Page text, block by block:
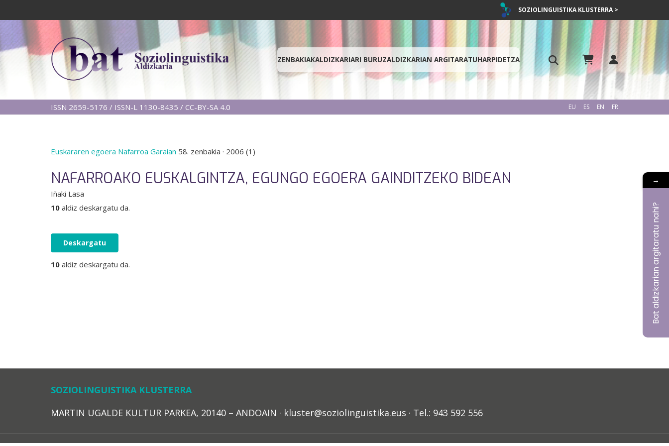
SOZIOLINGUISTIKA KLUSTERRA >
ZENBAKIAKALDIZKARIARI BURUZALDIZKARIAN ARGITARATUHARPIDETZA
ISSN 2659-5176 / ISSN-L 1130-8435 / CC-BY-SA 4.0 EU ES EN FR
Euskararen egoera Nafarroa Garaian 58. zenbakia · 2006 (1)
NAFARROAKO EUSKALGINTZA, EGUNGO EGOERA GAINDITZEKO BIDEAN
Iñaki Lasa
10 aldiz deskargatu da.
Deskargatu
10 aldiz deskargatu da.
SOZIOLINGUISTIKA KLUSTERRA
MARTIN UGALDE KULTUR PARKEA, 20140 – ANDOAIN · kluster@soziolinguistika.eus · Tel.: 943 592 556
→
Bat aldizkarian argitaratu nahi?